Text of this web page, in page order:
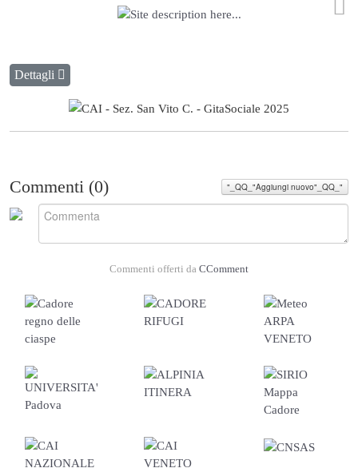
Dettagli
Commenti (0) "_QQ_"Aggiungi nuovo"_QQ_"
Commenti offerti da CComment